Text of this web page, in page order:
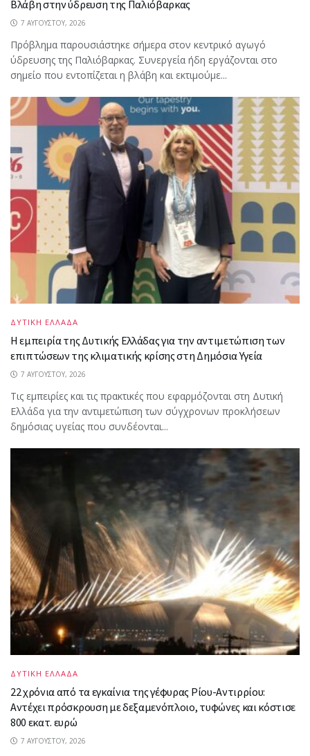
Βλάβη στην ύδρευση της Παλιόβαρκας
7 ΑΥΓΟΎΣΤΟΥ, 2026
Πρόβλημα παρουσιάστηκε σήμερα στον κεντρικό αγωγό
ύδρευσης της Παλιόβαρκας. Συνεργεία ήδη εργάζονται στο
σημείο που εντοπίζεται η βλάβη και εκτιμούμε...
ΔΥΤΙΚΗ ΕΛΛΑΔΑ
Η εμπειρία της Δυτικής Ελλάδας για την αντιμετώπιση των
επιπτώσεων της κλιματικής κρίσης στη Δημόσια Υγεία
7 ΑΥΓΟΎΣΤΟΥ, 2026
Τις εμπειρίες και τις πρακτικές που εφαρμόζονται στη Δυτική
Ελλάδα για την αντιμετώπιση των σύγχρονων προκλήσεων
δημόσιας υγείας που συνδέονται...
ΔΥΤΙΚΗ ΕΛΛΑΔΑ
22 χρόνια από τα εγκαίνια της γέφυρας Ρίου-Αντιρρίου:
Αντέχει πρόσκρουση με δεξαμενόπλοιο, τυφώνες και κόστισε
800 εκατ. ευρώ
7 ΑΥΓΟΎΣΤΟΥ, 2026